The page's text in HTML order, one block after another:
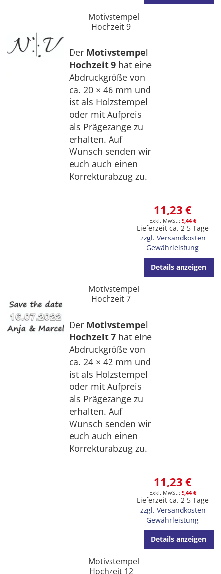
Motivstempel
Hochzeit 9
Der Motivstempel
Hochzeit 9 hat eine
Abdruckgröße von
ca. 20 × 46 mm und
ist als Holzstempel
oder mit Aufpreis
als Prägezange zu
erhalten. Auf
Wunsch senden wir
euch auch einen
Korrekturabzug zu.
11,23 €
9,44 €
Lieferzeit ca. 2-5 Tage
zzgl. Versandkosten
Gewährleistung
Details anzeigen
Motivstempel
Hochzeit 7
Der Motivstempel
Hochzeit 7 hat eine
Abdruckgröße von
ca. 24 × 42 mm und
ist als Holzstempel
oder mit Aufpreis
als Prägezange zu
erhalten. Auf
Wunsch senden wir
euch auch einen
Korrekturabzug zu.
11,23 €
9,44 €
Lieferzeit ca. 2-5 Tage
zzgl. Versandkosten
Gewährleistung
Details anzeigen
Motivstempel
Hochzeit 12